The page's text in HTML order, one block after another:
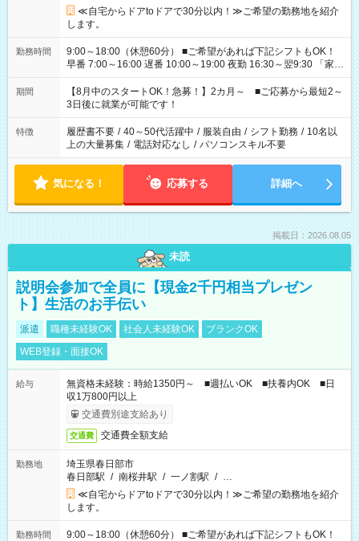
≪自宅からドアtoドアで30分以内！≫ご希望の勤務地を紹介
します。
勤務時間
9:00～18:00（休憩60分） ■ご希望があれば下記シフトもOK！
早番 7:00～16:00 遅番 10:00～19:00 夜勤 16:30～翌9:30 「家族
と休みを合わせたい」 「余裕を持って夕飯の準備がしたい」
「できれば残業はしたくない」 など、ご希望を教えてください
ね。 ※Wワーク希望の方へ 今ご覧のお仕事で希望する勤務時間
と、もう1つのお仕事の勤務時間。 合計で週40時間を超える場
合は応募できません。
期間
【8月中のスタートOK！急募！】2カ月～ ■ご応募から最短2～
3日後に就業が可能です！
特徴 履歴書不要 / 40～50代活躍中 / 服装自由 / シフト勤務 / 10名以
上の大量募集 / 電話対応なし / パソコンスキル不要
気になる！ 応募する 詳細へ
掲載日：2026.08.05
未読
説明会参加で全員に【現金2千円相当プレゼン
ト】生活のお手伝い
派遣 職種未経験OK 社会人未経験OK
ブランクOK
WEB登録・面接OK
給与
無資格未経験：時給1350円～ ■週払いOK ■扶養内OK ■日
収1万800円以上
交通費別途支給あり
交通費 交通費全額支給
勤務地
埼玉県春日部市
春日部駅 / 南桜井駅 / 一ノ割駅 / …
≪自宅からドアtoドアで30分以内！≫ご希望の勤務地を紹介
します。
勤務時間
9:00～18:00（休憩60分） ■ご希望があれば下記シフトもOK！